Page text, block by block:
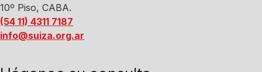
10º Piso, CABA.
(54 11) 4311 7187
info@suiza.org.ar